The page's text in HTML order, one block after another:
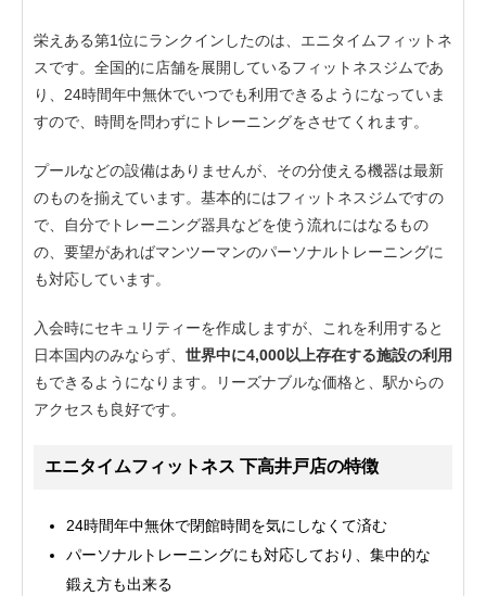
栄えある第1位にランクインしたのは、エニタイムフィットネ
スです。全国的に店舗を展開しているフィットネスジムであ
り、24時間年中無休でいつでも利用できるようになっていま
すので、時間を問わずにトレーニングをさせてくれます。
プールなどの設備はありませんが、その分使える機器は最新
のものを揃えています。基本的にはフィットネスジムですの
で、自分でトレーニング器具などを使う流れにはなるもの
の、要望があればマンツーマンのパーソナルトレーニングに
も対応しています。
入会時にセキュリティーを作成しますが、これを利用すると
日本国内のみならず、 世界中に4,000以上存在する施設の利用
もできるようになります。リーズナブルな価格と、駅からの
アクセスも良好です。
エニタイムフィットネス 下高井戸店の特徴
24時間年中無休で閉館時間を気にしなくて済む
パーソナルトレーニングにも対応しており、集中的な
鍛え方も出来る